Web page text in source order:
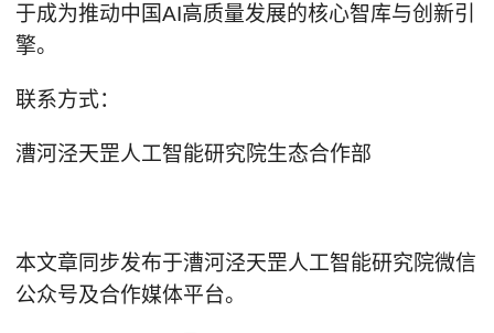
于成为推动中国AI高质量发展的核心智库与创新引
擎。
联系方式：
漕河泾天罡人工智能研究院生态合作部
本文章同步发布于漕河泾天罡人工智能研究院微信
公众号及合作媒体平台。